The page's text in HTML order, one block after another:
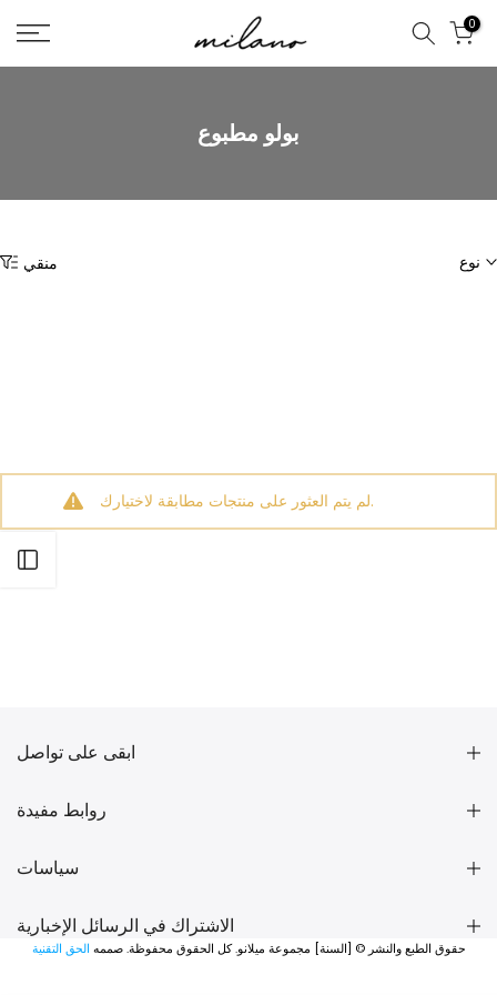
تخطى
الى
المحتوى
0
بولو مطبوع
منقي نوع
لم يتم العثور على منتجات مطابقة لاختيارك.
ابقى على تواصل
روابط مفيدة
سياسات
الاشتراك في الرسائل الإخبارية
حقوق الطبع والنشر © [السنة] مجموعة ميلانو. كل الحقوق محفوظة. صممه الحق التقنية